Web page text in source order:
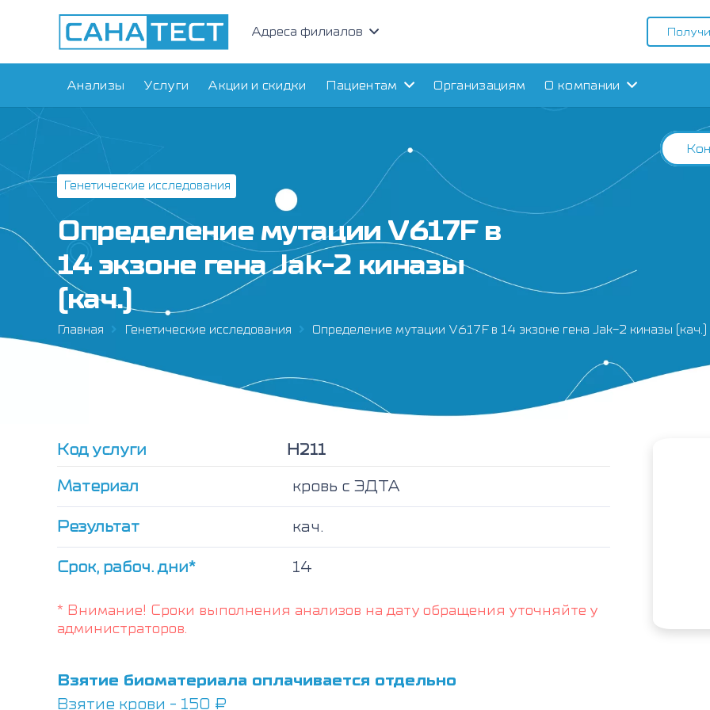
Адреса филиалов
Анализы Услуги Акции и скидки Пациентам Организациям О компании
Генетические исследования
Определение мутации V617F в
14 экзоне гена Jak-2 киназы
(кач.)
Главная Генетические исследования Определение мутации V617F в 14 экзоне гена Jak-2 киназы (кач.)
Код услуги
Н211
Материал
кровь с ЭДТА
Результат кач.
Срок, рабоч. дни* 14
* Внимание! Сроки выполнения анализов на дату обращения уточняйте у
администраторов.
Взятие биоматериала оплачивается отдельно
Взятие крови - 150 ₽